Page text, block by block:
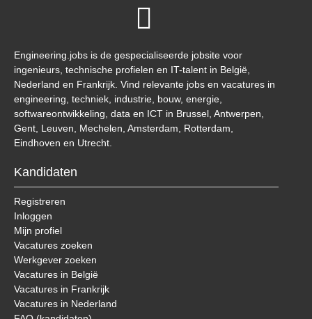
Engineering.jobs is de gespecialiseerde jobsite voor
ingenieurs, technische profielen en IT-talent in België,
Nederland en Frankrijk. Vind relevante jobs en vacatures in
engineering, techniek, industrie, bouw, energie,
softwareontwikkeling, data en ICT in Brussel, Antwerpen,
Gent, Leuven, Mechelen, Amsterdam, Rotterdam,
Eindhoven en Utrecht.
Kandidaten
Registreren
Inloggen
Mijn profiel
Vacatures zoeken
Werkgever zoeken
Vacatures in België
Vacatures in Frankrijk
Vacatures in Nederland